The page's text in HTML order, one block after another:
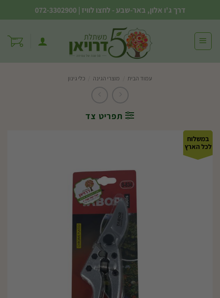
to
content
דרך ג'ו אלון, באר-שבע - לחצו לוויז |
072-3302900
עמוד הבית מוצרי הגינה כלי גינון
תפריט צד
במשלוח
לכל הארץ